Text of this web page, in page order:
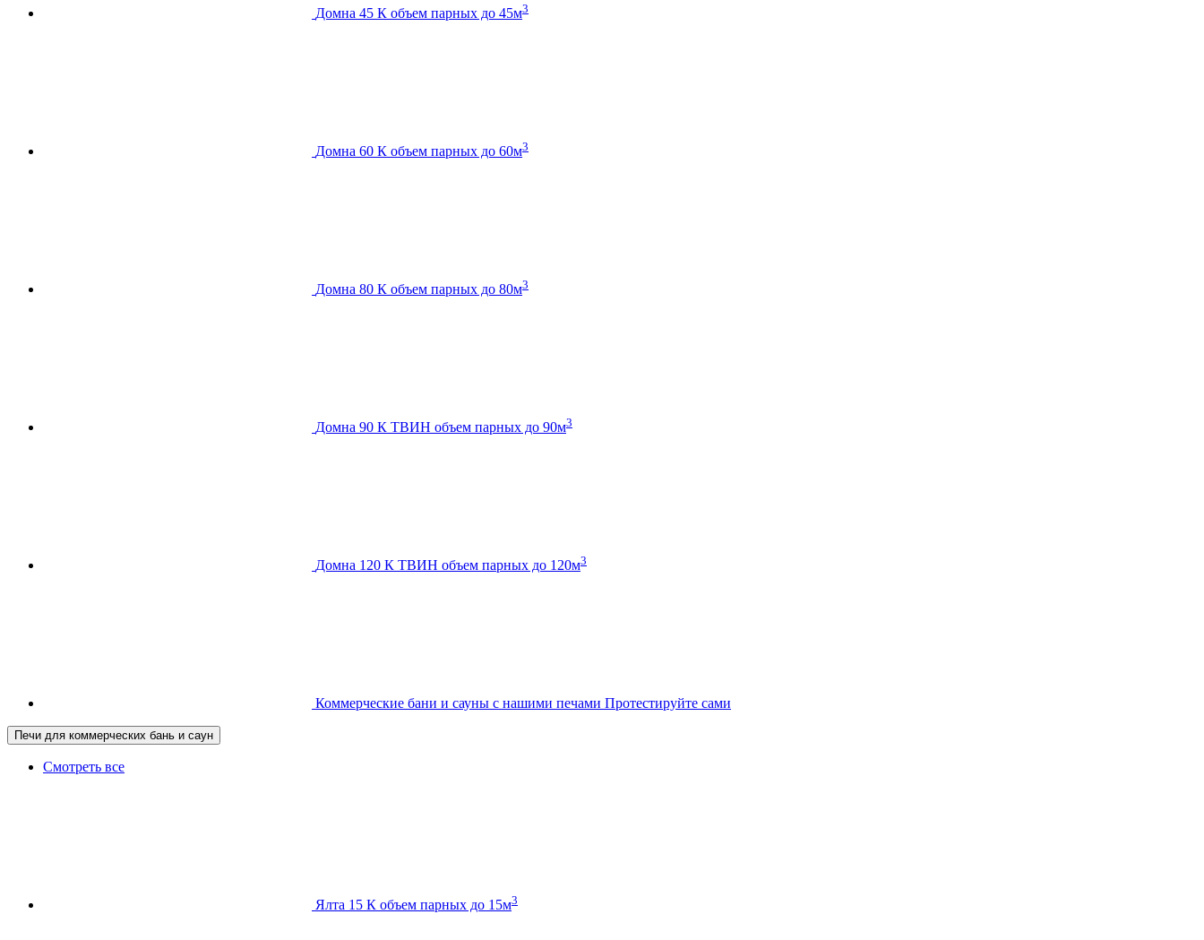
Домна 45 К объем парных до 45м3
Домна 60 К объем парных до 60м3
Домна 80 К объем парных до 80м3
Домна 90 К ТВИН объем парных до 90м3
Домна 120 К ТВИН объем парных до 120м3
Коммерческие бани и сауны с нашими печами Протестируйте сами
Печи для коммерческих бань и саун
Смотреть все
Ялта 15 К объем парных до 15м3